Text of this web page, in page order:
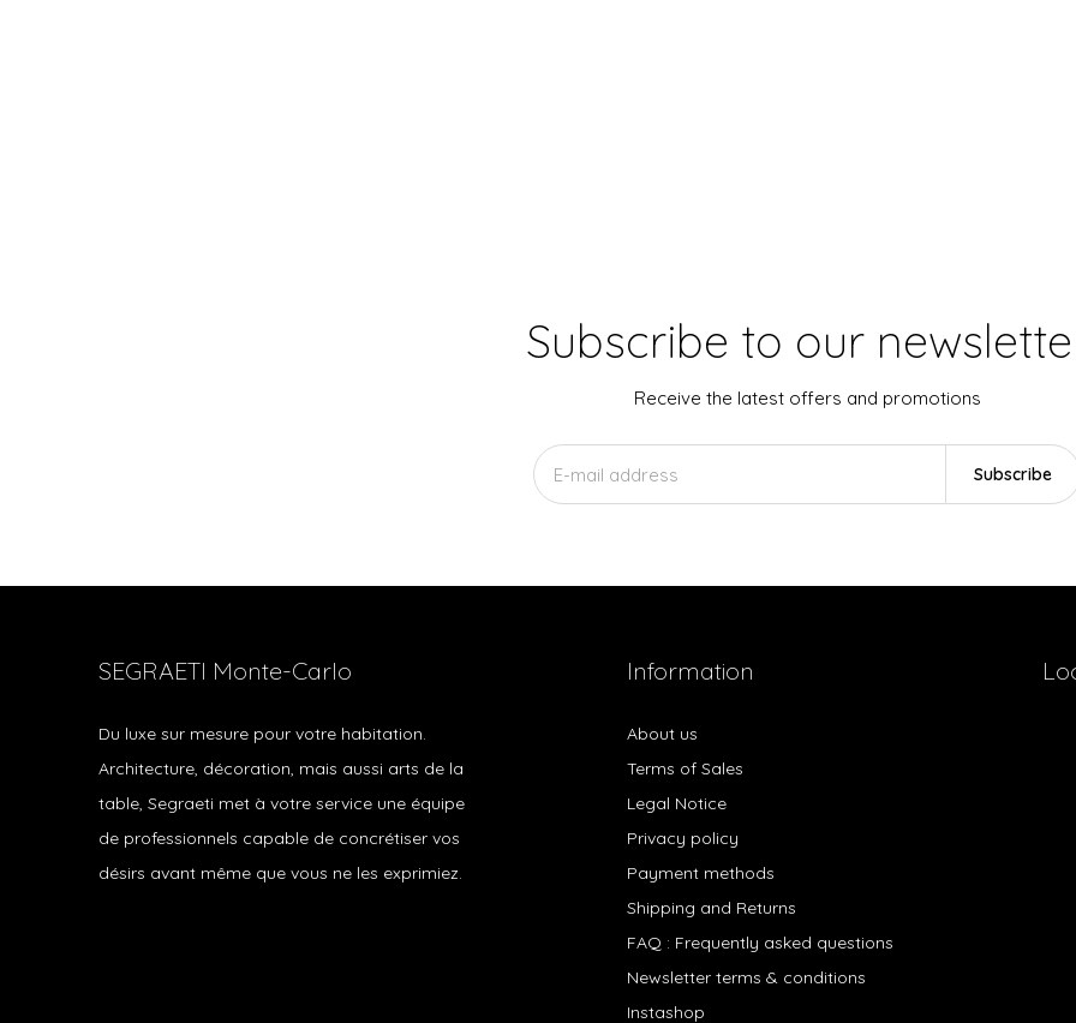
Subscribe to our
Receive the latest offers and promotions
Subscribe
SEGRAETI Monte-Carlo
Du luxe sur mesure pour votre habitation.
Architecture, décoration, mais aussi arts de la
table, Segraeti met à votre service une équipe
de professionnels capable de concrétiser vos
désirs avant même que vous ne les exprimiez.
Information
About us
Terms of Sales
Legal Notice
Privacy policy
Payment methods
Shipping and Returns
FAQ : Frequently asked questions
Newsletter terms & conditions
Instashop